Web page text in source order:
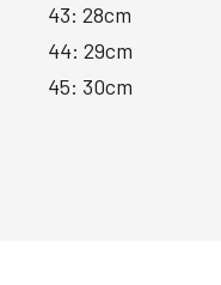
43: 28cm
44: 29cm
45: 30cm